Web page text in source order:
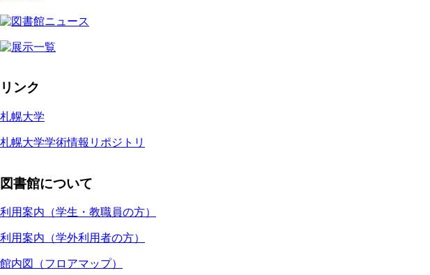
リンク
札幌大学
札幌大学学術情報リポジトリ
図書館について
利用案内（学生・教職員の方）
利用案内（学外利用者の方）
館内図（フロアマップ）